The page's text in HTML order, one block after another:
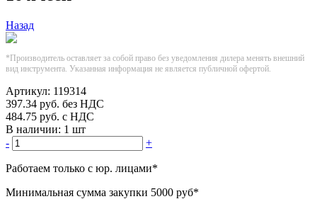
Назад
*Производитель оставляет за собой право без уведомления дилера менять внешний
вид инструмента. Указанная информация не является публичной офертой.
Артикул: 119314
397.34 руб. без НДС
484.75 руб. с НДС
В наличии: 1 шт
-
+
Работаем только с юр. лицами*
Минимальная сумма закупки 5000 руб*